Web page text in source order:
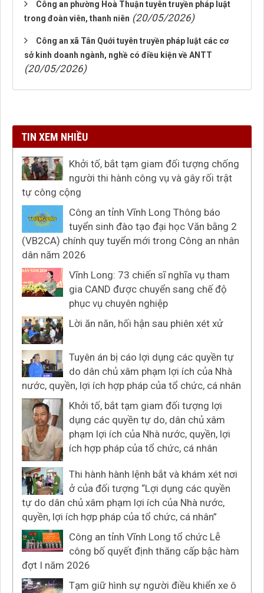
Công an phường Hoà Thuận tuyên truyền pháp luật
trong đoàn viên, thanh niên (20/05/2026)
Công an xã Tân Quới tuyên truyền pháp luật các cơ
sở kinh doanh ngành, nghề có điều kiện về ANTT
(20/05/2026)
TIN XEM NHIỀU
Khởi tố, bắt tạm giam đối tượng chống
người thi hành công vụ và gây rối trật
tự công cộng
Công an tỉnh Vĩnh Long Thông báo
tuyển sinh đào tạo đại học Văn bằng 2
(VB2CA) chính quy tuyển mới trong Công an nhân
dân năm 2026
Vĩnh Long: 73 chiến sĩ nghĩa vụ tham
gia CAND được chuyển sang chế độ
phục vụ chuyên nghiệp
Lời ăn năn, hối hận sau phiên xét xử
Tuyên án bị cáo lợi dụng các quyền tự
do dân chủ xâm phạm lợi ích của Nhà
nước, quyền, lợi ích hợp pháp của tổ chức, cá nhân
Khởi tố, bắt tạm giam đối tượng lợi
dụng các quyền tự do, dân chủ xâm
phạm lợi ích của Nhà nước, quyền, lợi
ích hợp pháp của tổ chức, cá nhân
Thi hành hành lệnh bắt và khám xét nơi
ở của đối tượng “Lợi dụng các quyền
tự do dân chủ xâm phạm lợi ích của Nhà nước,
quyền, lợi ích hợp pháp của tổ chức, cá nhân”
Công an tỉnh Vĩnh Long tổ chức Lễ
công bố quyết định thăng cấp bậc hàm
đợt I năm 2026
Tạm giữ hình sự người điều khiển xe ô